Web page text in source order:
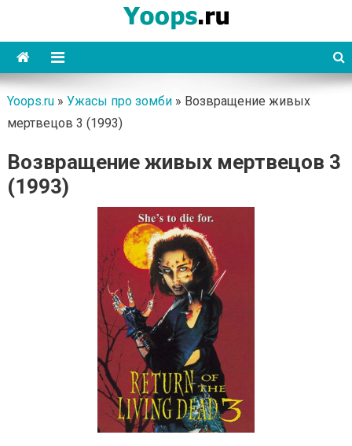
content
Yoops
Yoops.ru» Ужасы про зомби» Возвращение живых
мертвецов 3 (1993)
Возвращение живых мертвецов 3
(1993)